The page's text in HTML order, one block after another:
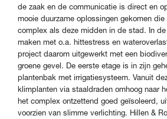
de zaak en de communicatie is direct en
mooie duurzame oplossingen gekomen
complex als deze midden in de stad. In
maken met o.a. hittestress en
project daarom uitgewerkt met een
groene gevel. De eerste etage is in zijn
plantenbak met irrigatiesysteem. Vanuit
klimplanten via staaldraden omhoog naar
het complex ontzettend goed geïsoleerd,
voorzien van slimme verlichting. Hillen &